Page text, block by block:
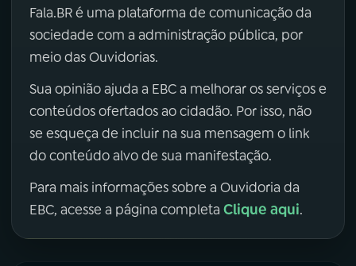
Fala.BR é uma plataforma de comunicação da
sociedade com a administração pública, por
meio das Ouvidorias.
Sua opinião ajuda a EBC a melhorar os serviços e
conteúdos ofertados ao cidadão. Por isso, não
se esqueça de incluir na sua mensagem o link
do conteúdo alvo de sua manifestação.
Para mais informações sobre a Ouvidoria da
EBC, acesse a página completa Clique aqui.